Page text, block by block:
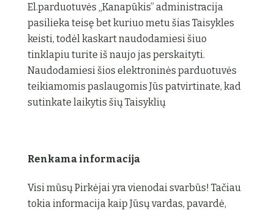
El.parduotuvės „Kanapūkis” administracija
pasilieka teisę bet kuriuo metu šias Taisykles
keisti, todėl kaskart naudodamiesi šiuo
tinklapiu turite iš naujo jas perskaityti.
Naudodamiesi šios elektroninės parduotuvės
teikiamomis paslaugomis Jūs patvirtinate, kad
sutinkate laikytis šių Taisyklių
Renkama informacija
Visi mūsų Pirkėjai yra vienodai svarbūs! Tačiau
tokia informacija kaip Jūsų vardas, pavardė,